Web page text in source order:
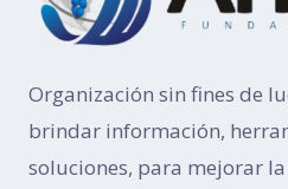
Organización sin fines de
brindar información,
soluciones, para mejorar